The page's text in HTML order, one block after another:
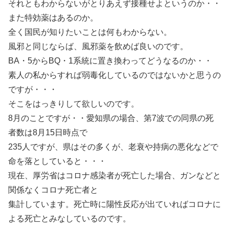
それともわからないがとりあえず接種せよというのか・・
また特効薬はあるのか。
全く国民が知りたいことは何もわからない。
風邪と同じならば、風邪薬を飲めば良いのです。
BA・5からBQ・1系統に置き換わってどうなるのか・・
素人の私からすれば弱毒化しているのではないかと思うの
ですが・・・
そこをはっきりして欲しいのです。
8月のことですが・・愛知県の場合、第7波での同県の死
者数は8月15日時点で
235人ですが、県はその多くが、老衰や持病の悪化などで
命を落としていると・・・
現在、厚労省はコロナ感染者が死亡した場合、ガンなどと
関係なくコロナ死亡者と
集計しています。死亡時に陽性反応が出ていればコロナに
よる死亡とみなしているのです。